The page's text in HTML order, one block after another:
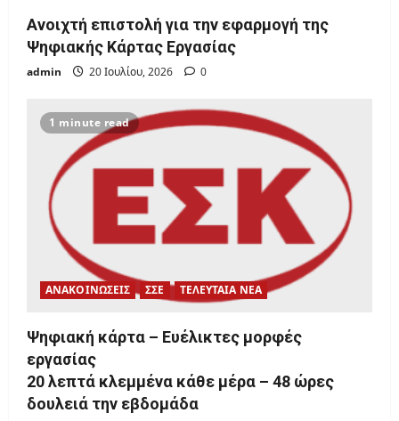
Ανοιχτή επιστολή για την εφαρμογή της
Ψηφιακής Κάρτας Εργασίας
admin 20 Ιουλίου, 2026 0
1 minute read
ΑΝΑΚΟΙΝΩΣΕΙΣ ΣΣΕ ΤΕΛΕΥΤΑΙΑ ΝΕΑ
Ψηφιακή κάρτα – Ευέλικτες μορφές
εργασίας
20 λεπτά κλεμμένα κάθε μέρα – 48 ώρες
δουλειά την εβδομάδα